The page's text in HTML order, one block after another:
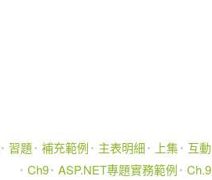
習題 補充範例 主表明細 上集
互動
Ch9 ASP.NET專題實務範例 Ch.9